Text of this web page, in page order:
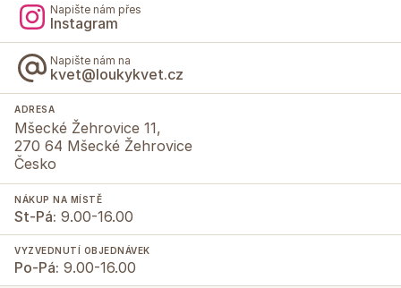
Napište nám přes
Instagram
Napište nám na
kvet@loukykvet.cz
ADRESA
Mšecké Žehrovice 11,
270 64 Mšecké Žehrovice
Česko
NÁKUP NA MÍSTĚ
St-Pá: 9.00-16.00
VYZVEDNUTÍ OBJEDNÁVEK
Po-Pá: 9.00-16.00